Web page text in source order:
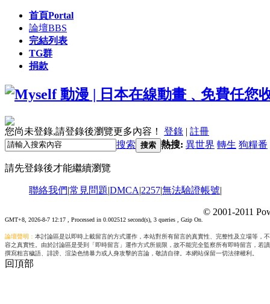
首頁Portal
論壇BBS
完結列表
TG群
捐款
您尚未登錄,請登錄後瀏覽更多內容！ 登錄 | 註冊
搜索 搜索 熱搜: 異世界 轉生 狗糧番
請先登錄後才能繼續瀏覽
聯絡我們|常見問題|DMCA|2257|無法驗證帳號|
GMT+8, 2026-8-7 12:17 , Processed in 0.002512 second(s), 3 queries , Gzip On.
© 2001-2011
論壇聲明： 本討論區是以即時上載留言的方式運作，本站對所有留言的真實性、完整性及立場等
容之真實性。由於討論區是受到「即時留言」運作方式所規限，故不能完全監察所有即時留言，
撰寫粗言穢語、誹謗、渲染色情暴力或人身攻擊的言論，敬請自律。本網站保留一切法律權利。
回頂部